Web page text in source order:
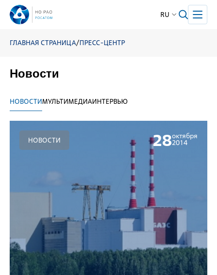
RU
ГЛАВНАЯ СТРАНИЦА/ПРЕСС-ЦЕНТР
Новости
НОВОСТИМУЛЬТИМЕДИАИНТЕРВЬЮ
НОВОСТИ 28октября
2014